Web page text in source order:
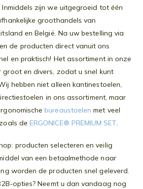
zijn we uitgegroeid tot één
groothandels van
en België. Na uw bestelling via
de producten direct vanuit ons
en praktisch! Het assortiment in onze
groot en divers, zodat u snel kunt
hebben niet alleen kantinestoelen,
in ons assortiment, maar
bureaustoelen met veel
de ERGONICE® PREMIUM SET.
producten selecteren en veilig
van een betaalmethode naar
worden de producten snel geleverd.
opties? Neemt u dan vandaag nog